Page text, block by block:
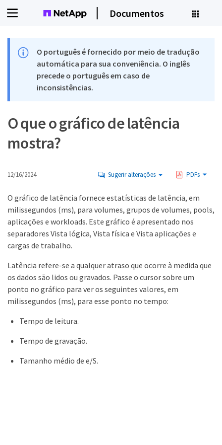
Documentos
O português é fornecido por meio de tradução
automática para sua conveniência. O inglês
precede o português em caso de
inconsistências.
O que o gráfico de latência
mostra?
12/16/2024 Sugerir alterações PDFs
O gráfico de latência fornece estatísticas de latência, em
milissegundos (ms), para volumes, grupos de volumes, pools,
aplicações e workloads. Este gráfico é apresentado nos
separadores Vista lógica, Vista física e Vista aplicações e
cargas de trabalho.
Latência refere-se a qualquer atraso que ocorre à medida que
os dados são lidos ou gravados. Passe o cursor sobre um
ponto no gráfico para ver os seguintes valores, em
milissegundos (ms), para esse ponto no tempo:
Tempo de leitura.
Tempo de gravação.
Tamanho médio de e/S.